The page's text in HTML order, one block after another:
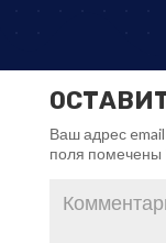
Ваш адрес
поля помечены